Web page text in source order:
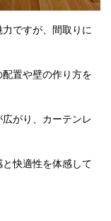
ですが、間取りに
置や壁の作り方を
がり、カーテンレ
快適性を体感して